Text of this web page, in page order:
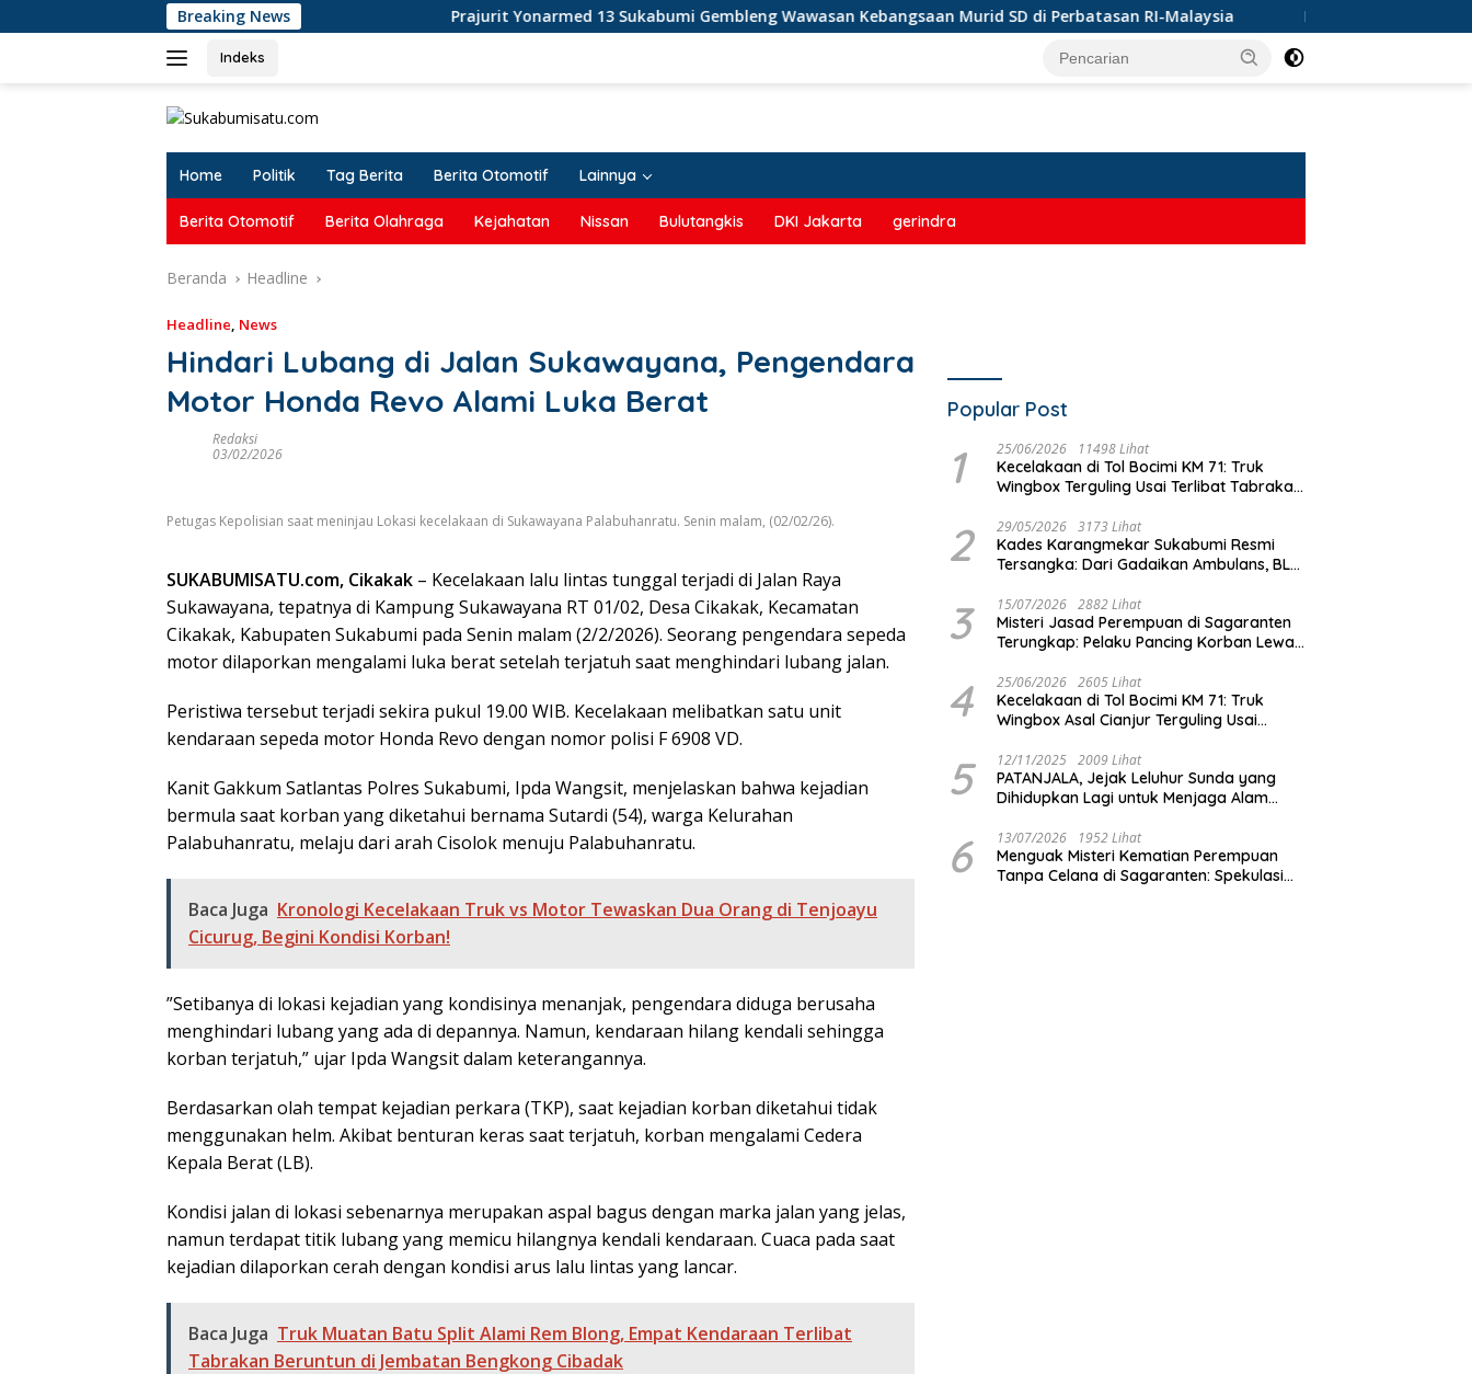
ke
Breaking NewsPrajurit Yonarmed 13 Sukabumi Gembleng Wawasan Kebangsaan Murid SD di Perbatasan RI-Malaysia Dorong Perlindungan Penderes Gula di
Indeks
Home Politik Tag Berita Berita Otomotif Lainnya
Berita Otomotif Berita Olahraga Kejahatan Nissan Bulutangkis DKI Jakarta gerindra
Beranda Headline
Headline, News
Hindari Lubang di Jalan Sukawayana, Pengendara
Motor Honda Revo Alami Luka Berat
Redaksi
03/02/2026
Petugas Kepolisian saat meninjau Lokasi kecelakaan di Sukawayana Palabuhanratu. Senin malam, (02/02/26).
SUKABUMISATU.com, Cikakak – Kecelakaan lalu lintas tunggal terjadi di Jalan Raya
Sukawayana, tepatnya di Kampung Sukawayana RT 01/02, Desa Cikakak, Kecamatan
Cikakak, Kabupaten Sukabumi pada Senin malam (2/2/2026). Seorang pengendara sepeda
motor dilaporkan mengalami luka berat setelah terjatuh saat menghindari lubang jalan.
​Peristiwa tersebut terjadi sekira pukul 19.00 WIB. Kecelakaan melibatkan satu unit
kendaraan sepeda motor Honda Revo dengan nomor polisi F 6908 VD.
​Kanit Gakkum Satlantas Polres Sukabumi, Ipda Wangsit, menjelaskan bahwa kejadian
bermula saat korban yang diketahui bernama Sutardi (54), warga Kelurahan
Palabuhanratu, melaju dari arah Cisolok menuju Palabuhanratu.
Baca Juga Kronologi Kecelakaan Truk vs Motor Tewaskan Dua Orang di Tenjoayu
Cicurug, Begini Kondisi Korban!
​”Setibanya di lokasi kejadian yang kondisinya menanjak, pengendara diduga berusaha
menghindari lubang yang ada di depannya. Namun, kendaraan hilang kendali sehingga
korban terjatuh,” ujar Ipda Wangsit dalam keterangannya.
​Berdasarkan olah tempat kejadian perkara (TKP), saat kejadian korban diketahui tidak
menggunakan helm. Akibat benturan keras saat terjatuh, korban mengalami Cedera
Kepala Berat (LB).
​Kondisi jalan di lokasi sebenarnya merupakan aspal bagus dengan marka jalan yang jelas,
namun terdapat titik lubang yang memicu hilangnya kendali kendaraan. Cuaca pada saat
kejadian dilaporkan cerah dengan kondisi arus lalu lintas yang lancar.
Baca Juga Truk Muatan Batu Split Alami Rem Blong, Empat Kendaraan Terlibat
Tabrakan Beruntun di Jembatan Bengkong Cibadak
Popular Post
1 25/06/2026 11498 Lihat
Kecelakaan di Tol Bocimi KM 71: Truk
Wingbox Terguling Usai Terlibat Tabrakan
2 29/05/2026 3173 Lihat
Kades Karangmekar Sukabumi Resmi
Tersangka: Dari Gadaikan Ambulans, BLT
3 15/07/2026 2882 Lihat
Misteri Jasad Perempuan di Sagaranten
Terungkap: Pelaku Pancing Korban Lewat
4 25/06/2026 2605 Lihat
Kecelakaan di Tol Bocimi KM 71: Truk
Wingbox Asal Cianjur Terguling Usai
RS Sekarwangi
5 12/11/2025 2009 Lihat
PATANJALA, Jejak Leluhur Sunda yang
Dihidupkan Lagi untuk Menjaga Alam
6 13/07/2026 1952 Lihat
Menguak Misteri Kematian Perempuan
Tanpa Celana di Sagaranten: Spekulasi